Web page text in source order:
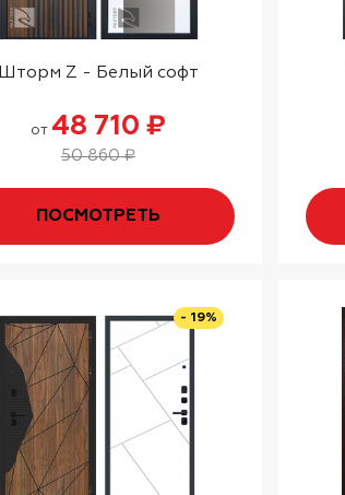
Шторм Z - Белый софт
от 48 710 ₽
50 860 ₽
ПОСМОТРЕТЬ
- 19%